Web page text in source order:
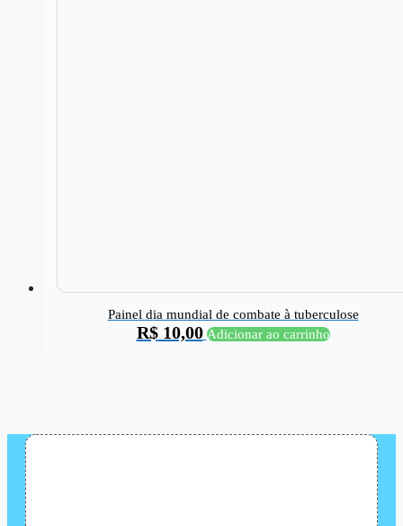
Painel dia mundial de combate à tuberculose
R$10,00 Adicionar ao carrinho